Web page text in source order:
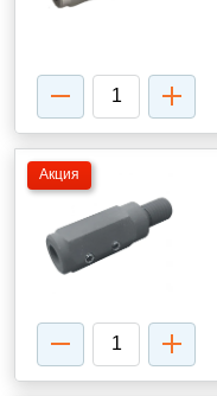
Акция